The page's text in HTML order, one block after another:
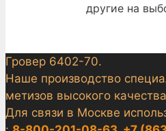
другие на
Гровер 6402-70.
Наше производство
метизов высокого
Для связи в Москве